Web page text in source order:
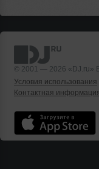
© 2001 — 2026 «DJ.ru»
Условия использования
Контактная